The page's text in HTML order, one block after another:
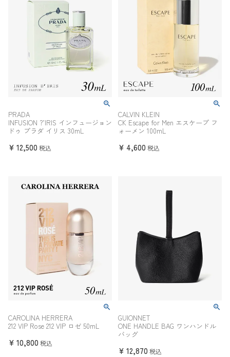
PRADA
INFUSION ?’IRIS インフュージョン
ドゥ プラダ イリス 30mL
¥ 12,500 税込
CALVIN KLEIN
CK Escape for Men エスケープ フ
ォーメン 100mL
¥ 4,600 税込
CAROLINA HERRERA
212 VIP Rose 212 VIP ロゼ 50mL
¥ 10,800 税込
GUIONNET
ONE HANDLE BAG ワンハンドル
バッグ
¥ 12,870 税込